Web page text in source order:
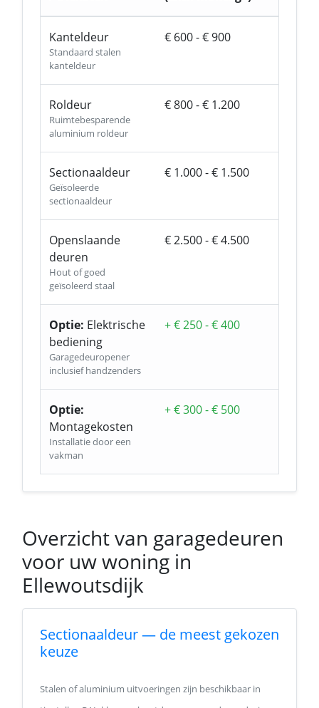
Kanteldeur
Standaard stalen
kanteldeur
€ 600 - € 900
Roldeur
Ruimtebesparende
aluminium roldeur
€ 800 - € 1.200
Sectionaaldeur
Geïsoleerde
sectionaaldeur
€ 1.000 - € 1.500
Openslaande
deuren
Hout of goed
geïsoleerd staal
€ 2.500 - € 4.500
Optie: Elektrische
bediening
Garagedeuropener
inclusief handzenders
+ € 250 - € 400
Optie:
Montagekosten
Installatie door een
vakman
+ € 300 - € 500
Overzicht van garagedeuren
voor uw woning in
Ellewoutsdijk
Sectionaaldeur — de meest gekozen
keuze
Stalen of aluminium uitvoeringen zijn beschikbaar in